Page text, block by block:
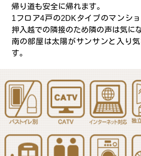
帰り道も安全に帰れます。
1フロア4戸の2DKタイプのマンシ
押入越での隣接のため隣の声は気に
南の部屋は太陽がサンサンと入り
す。